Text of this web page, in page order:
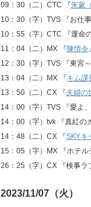
09：30（二）CTC 『朱蒙
10：30（字）TVS 『お仕
10：55（字）CTC 『運命
11：04（二）MX 『陳情令
12：30（字）TVS 『東宮
13：04（二）MX 『キム課
13：50（二）CX 『夫婦の
14：00（字）TVS 『愛よ
14：00（字）tvk 『真紅の
14：48（二）CX 『SKYキ
15：05（字）MX 『ホテ
26：25（字）CX 『検事ラ
2023/11/07（火）